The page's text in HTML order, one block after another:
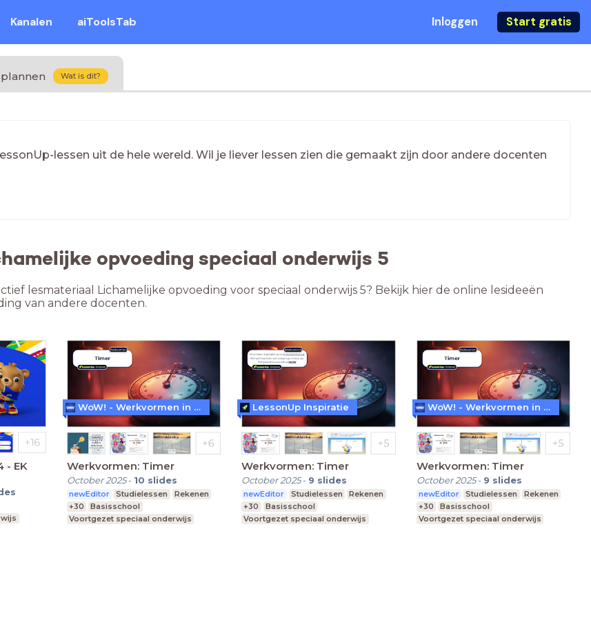
Kanalen aiToolsTab Inloggen Start gratis
Wat is dit?
lessen uit de hele wereld. Wil je liever lessen zien die gemaakt zijn door andere docenten
opvoeding speciaal onderwijs 5
lesmateriaal Lichamelijke opvoeding voor speciaal onderwijs 5? Bekijk hier de online lesideeën
van andere docenten.
- EK
Werkvormen: Timer
October 2025- 10 slides
newEditor Studielessen
Rekenen
+30
Basisschool
Voortgezet speciaal onderwijs
WoW! - Werkvormen in LessonUp
Werkvormen: Timer
October 2025- 9 slides
newEditor Studielessen
Rekenen
+30
Basisschool
Voortgezet speciaal onderwijs
LessonUp Inspiratie
Werkvormen: Timer
October 2025- 9 slides
newEditor Studielessen
Rekenen
+30
Basisschool
Voortgezet speciaal onderwijs
WoW! - Werkvormen in LessonUp